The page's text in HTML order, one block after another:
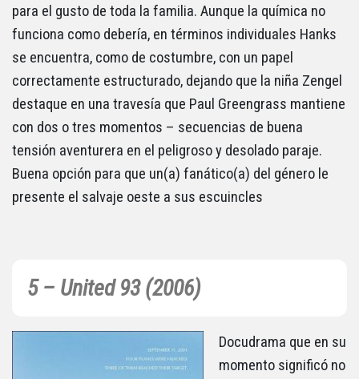
para el gusto de toda la familia. Aunque la química no
funciona como debería, en términos individuales Hanks
se encuentra, como de costumbre, con un papel
correctamente estructurado, dejando que la niña Zengel
destaque en una travesía que Paul Greengrass mantiene
con dos o tres momentos – secuencias de buena
tensión aventurera en el peligroso y desolado paraje.
Buena opción para que un(a) fanático(a) del género le
presente el salvaje oeste a sus escuincles
5 – United 93 (2006)
Docudrama que en su
momento significó no